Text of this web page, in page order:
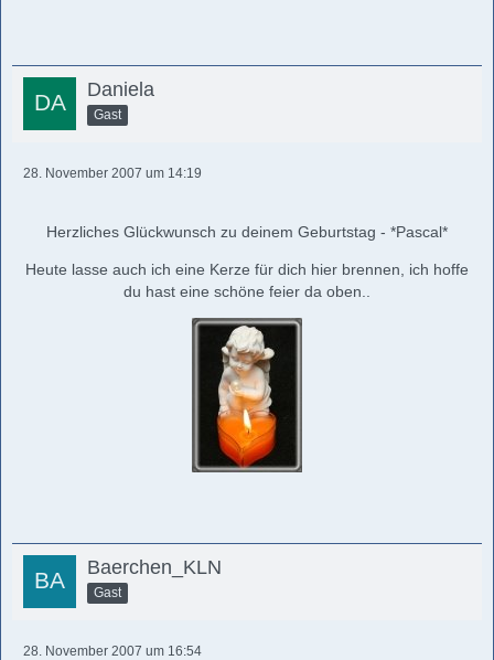
Daniela
Gast
28. November 2007 um 14:19
Herzliches Glückwunsch zu deinem Geburtstag - *Pascal*
Heute lasse auch ich eine Kerze für dich hier brennen, ich hoffe
du hast eine schöne feier da oben..
Baerchen_KLN
Gast
28. November 2007 um 16:54